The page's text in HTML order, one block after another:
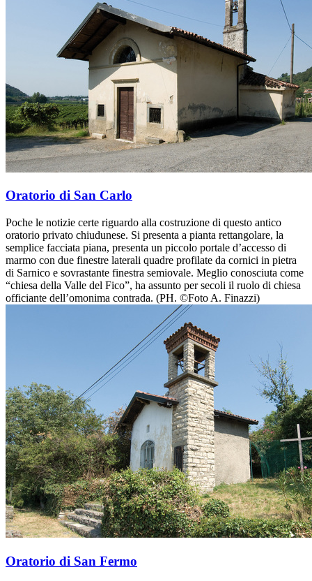
Oratorio di San Carlo
Poche le notizie certe riguardo alla costruzione di questo antico
oratorio privato chiudunese. Si presenta a pianta rettangolare, la
semplice facciata piana, presenta un piccolo portale d’accesso di
marmo con due finestre laterali quadre profilate da cornici in pietra
di Sarnico e sovrastante finestra semiovale. Meglio conosciuta come
“chiesa della Valle del Fico”, ha assunto per secoli il ruolo di chiesa
officiante dell’omonima contrada. (PH. ©Foto A. Finazzi)
Oratorio di San Fermo